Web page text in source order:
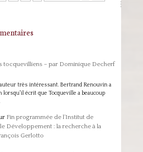
tocquevilliens – par Dominique Decherf
très intéressant. Bertrand Renouvin a
lorsqu'il écrit que Tocqueville a beaucoup
Fin programmée de l’Institut de
Développement : la recherche à la
Gerlotto